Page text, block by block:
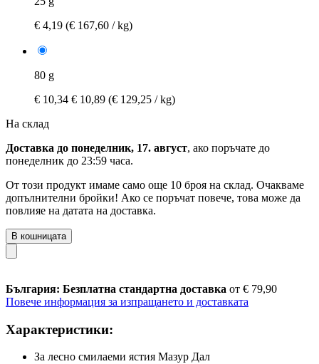
€ 4,19 (€ 167,60 / kg)
80 g
€ 10,34 € 10,89 (€ 129,25 / kg)
На склад
Доставка до понеделник, 17. август, ако поръчате до
понеделник до 23:59 часа.
От този продукт имаме само още 10 броя на склад. Очакваме
допълнителни бройки! Ако се поръчат повече, това може да
повлияе на датата на доставка.
В кошницата
България: Безплатна стандартна доставка от € 79,90
Повече информация за изпращането и доставката
Характеристики:
За лесно смилаеми ястия Мазур Дал